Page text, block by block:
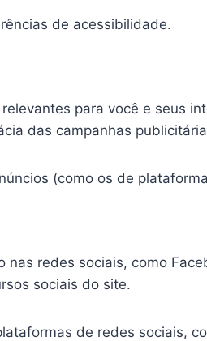
de acessibilidade.
para você e seus
das campanhas
(como os de
redes sociais, como
sociais do site.
de redes sociais,